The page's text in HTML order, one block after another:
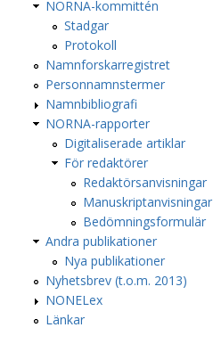
NORNA-kommittén
Stadgar
Protokoll
Namnforskarregistret
Personnamnstermer
Namnbibliografi
NORNA-rapporter
Digitaliserade artiklar
För redaktörer
Redaktörsanvisningar
Manuskriptanvisningar
Bedömningsformulär
Andra publikationer
Nya publikationer
Nyhetsbrev (t.o.m. 2013)
NONELex
Länkar